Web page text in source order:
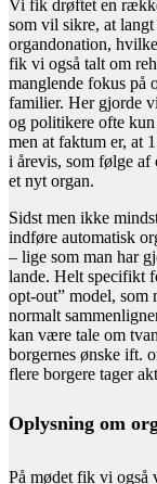
Vi fik drøftet en
som vil sikre, at
organdonation,
fik vi også talt om
manglende fokus på
familier. Her gjorde
og politikere ofte kun
men at faktum er, at
i årevis, som følge af
et nyt organ.
Sidst men ikke
indføre automatisk
– lige som man har
lande. Helt specifikt
opt-out” model, som
normalt
kan være tale om
borgernes ønske ift.
flere borgere tager
Oplysning om
På mødet fik vi også